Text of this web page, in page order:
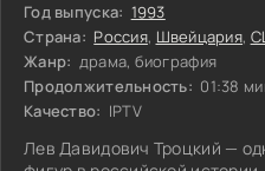
Год выпуска: 1993
Страна: Россия, Швейцария,
Жанр: драма, биография
Продолжительность: 01:38
Качество: IPTV
Лев Давидович Троцкий —